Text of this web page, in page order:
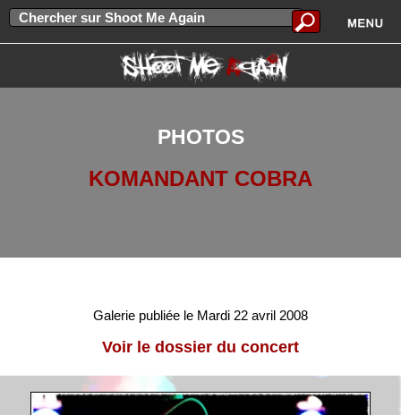
PHOTOS
KOMANDANT COBRA
Galerie publiée le Mardi 22 avril 2008
Voir le dossier du concert